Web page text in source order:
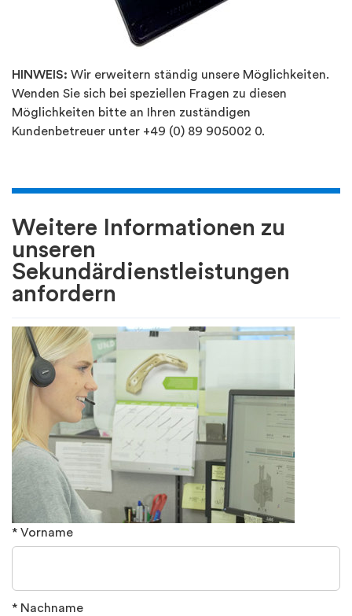
HINWEIS: Wir erweitern ständig unsere Möglichkeiten.
Wenden Sie sich bei speziellen Fragen zu diesen
Möglichkeiten bitte an Ihren zuständigen
Kundenbetreuer unter +49 (0) 89 905002 0.
Weitere Informationen zu
unseren
Sekundärdienstleistungen
anfordern
* Vorname
* Nachname